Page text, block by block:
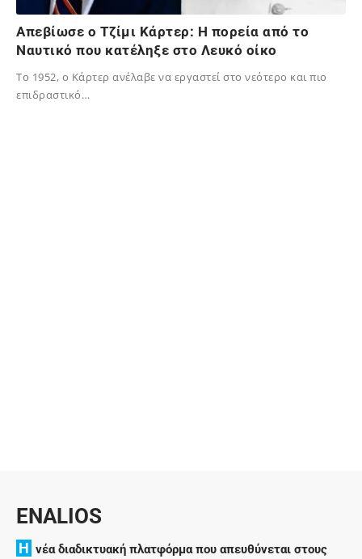
Απεβίωσε ο Τζίμι Κάρτερ: Η πορεία από το
Ναυτικό που κατέληξε στο Λευκό οίκο
Το 1952, ο Κάρτερ ανέλαβε να εργαστεί στο νεότερο και πιο
επιδραστικό…
ENALIOS
H νέα διαδικτυακή πλατφόρμα που απευθύνεται στους